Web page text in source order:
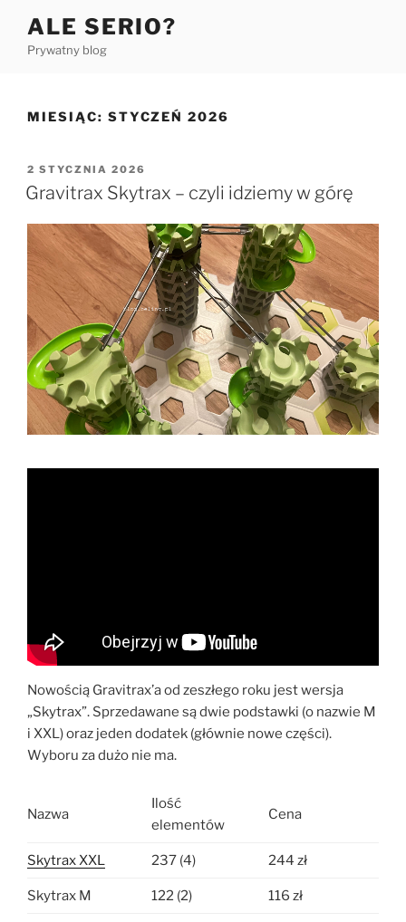
treści
ALE SERIO?
Prywatny blog
MIESIĄC: STYCZEŃ 2026
OPUBLIKOWANE
W
2 STYCZNIA 2026
Gravitrax Skytrax – czyli idziemy w górę
Nowością Gravitrax’a od zeszłego roku jest wersja
„Skytrax”. Sprzedawane są dwie podstawki (o nazwie M
i XXL) oraz jeden dodatek (głównie nowe części).
Wyboru za dużo nie ma.
Nazwa
Ilość
elementów
Cena
Skytrax XXL 237 (4) 244 zł
Skytrax M 122 (2) 116 zł